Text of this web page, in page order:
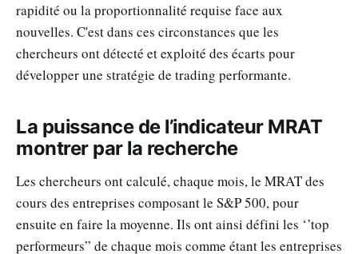
rapidité ou la proportionnalité requise face aux
nouvelles. C'est dans ces circonstances que les
chercheurs ont détecté et exploité des écarts pour
développer une stratégie de trading performante.
La puissance de l’indicateur MRAT
montrer par la recherche
Les chercheurs ont calculé, chaque mois, le MRAT des
cours des entreprises composant le S&P 500, pour
ensuite en faire la moyenne. Ils ont ainsi défini les ‘’top
performeurs” de chaque mois comme étant les entreprises